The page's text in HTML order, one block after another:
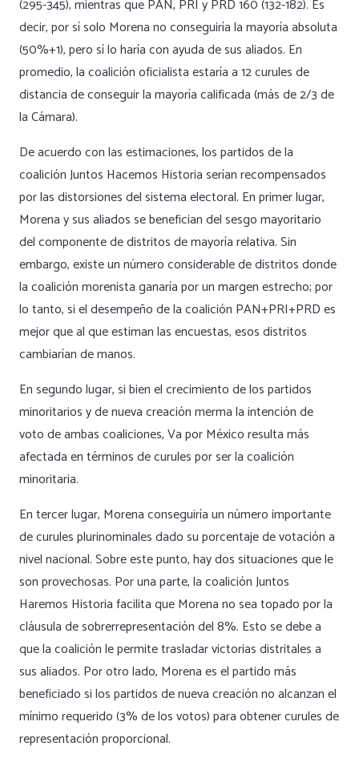
(295-345), mientras que PAN, PRI y PRD 160 (132-182). Es
decir, por sí solo Morena no conseguiría la mayoría absoluta
(50%+1), pero sí lo haría con ayuda de sus aliados. En
promedio, la coalición oficialista estaría a 12 curules de
distancia de conseguir la mayoría calificada (más de 2/3 de
la Cámara).
De acuerdo con las estimaciones, los partidos de la
coalición Juntos Hacemos Historia serían recompensados
por las distorsiones del sistema electoral. En primer lugar,
Morena y sus aliados se benefician del sesgo mayoritario
del componente de distritos de mayoría relativa. Sin
embargo, existe un número considerable de distritos donde
la coalición morenista ganaría por un margen estrecho; por
lo tanto, si el desempeño de la coalición PAN+PRI+PRD es
mejor que al que estiman las encuestas, esos distritos
cambiarían de manos.
En segundo lugar, si bien el crecimiento de los partidos
minoritarios y de nueva creación merma la intención de
voto de ambas coaliciones, Va por México resulta más
afectada en términos de curules por ser la coalición
minoritaria.
En tercer lugar, Morena conseguiría un número importante
de curules plurinominales dado su porcentaje de votación a
nivel nacional. Sobre este punto, hay dos situaciones que le
son provechosas. Por una parte, la coalición Juntos
Haremos Historia facilita que Morena no sea topado por la
cláusula de sobrerrepresentación del 8%. Esto se debe a
que la coalición le permite trasladar victorias distritales a
sus aliados. Por otro lado, Morena es el partido más
beneficiado si los partidos de nueva creación no alcanzan el
mínimo requerido (3% de los votos) para obtener curules de
representación proporcional.